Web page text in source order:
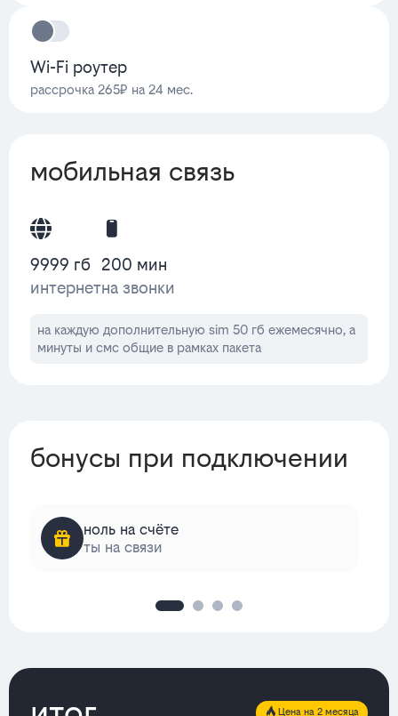
Wi-Fi роутер
рассрочка 265₽ на 24 мес.
мобильная связь
9999 гб
интернет
200 мин
на звонки
на каждую дополнительную sim 50 гб ежемесячно, а
минуты и смс общие в рамках пакета
бонусы при подключении
ноль на счёте
ты на связи
Цена на 2 месяца